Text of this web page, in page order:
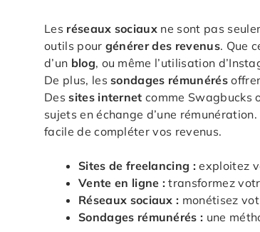
Les réseaux sociaux ne sont pas
outils pour générer des revenus. Que
d’un blog, ou même l’utilisation
De plus, lessondages rémunérés
Dessites internet comme Swagbucks
sujets en échange d’une
facile de compléter vos revenus.
Sites de freelancing : exploitez
Vente en ligne : transformez
Réseaux sociaux : monétisez
Sondages rémunérés : une